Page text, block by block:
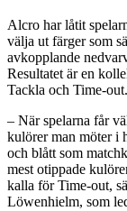
Alcro har låtit
välja ut färger som
avkopplande
Resultatet är en
Tackla och Time-out.
– När spelarna får
kulörer man möter i
och blått som
mest otippade
kalla för Time-out,
Löwenhielm, som